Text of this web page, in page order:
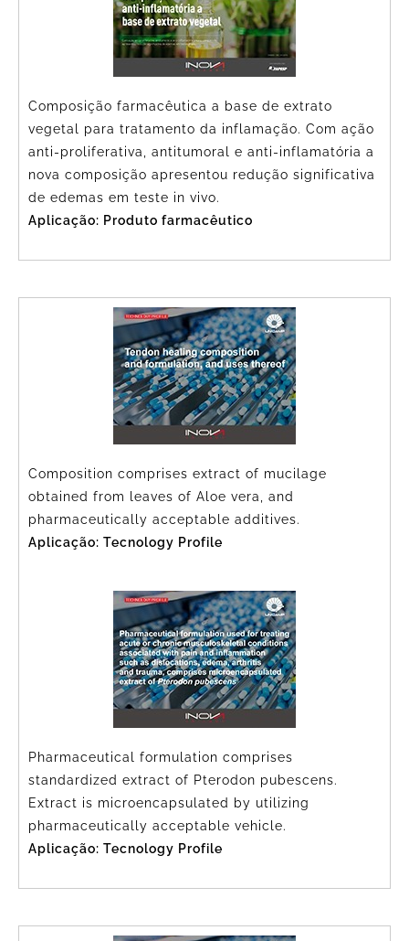
Composição farmacêutica a base de extrato
vegetal para tratamento da inflamação. Com ação
anti-proliferativa, antitumoral e anti-inflamatória a
nova composição apresentou redução significativa
de edemas em teste in vivo.
Aplicação: Produto farmacêutico
Composition comprises extract of mucilage
obtained from leaves of Aloe vera, and
pharmaceutically acceptable additives.
Aplicação: Tecnology Profile
Pharmaceutical formulation comprises
standardized extract of Pterodon pubescens.
Extract is microencapsulated by utilizing
pharmaceutically acceptable vehicle.
Aplicação: Tecnology Profile